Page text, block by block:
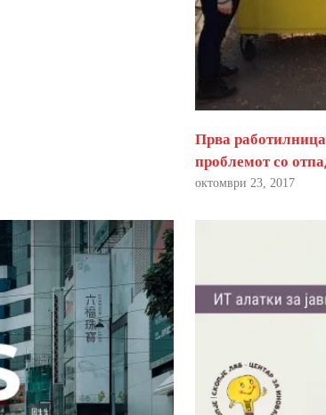
Прва
проблемот со
октомври 23, 2017